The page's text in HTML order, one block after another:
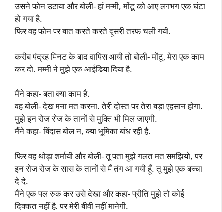
उसने फोन उठाया और बोली- हां मम्मी, मोंटू को आए लगभग एक घंटा
हो गया है.
फिर वह फोन पर बात करते करते दूसरी तरफ चली गयी.
करीब पंद्रह मिनट के बाद वापिस आयी तो बोली- मोंटू, मेरा एक काम
कर दो. मम्मी ने मुझे एक आईडिया दिया है.
मैंने कहा- बता क्या काम है.
वह बोली- देख मना मत करना. तेरी दोस्त पर तेरा बड़ा एहसान होगा.
मुझे इन रोज रोज के तानों से मुक्ति भी मिल जाएगी.
मैंने कहा- बिंदास बोल न, क्या भूमिका बांध रही है.
फिर वह थोड़ा शर्मायी और बोली- तू पता मुझे गलत मत समझियो, पर
इन रोज रोज के सास के तानों से मैं तंग आ गयी हूँ. तू मुझे एक बच्चा
दे दे.
मैंने एक पल रुक कर उसे देखा और कहा- प्रीति मुझे तो कोई
दिक्कत नहीं है. पर मेरी बीवी नहीं मानेगी.